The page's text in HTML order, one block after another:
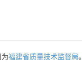
福建省质量技术监督局。